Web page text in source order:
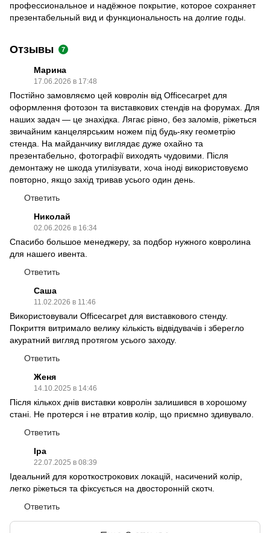
профессиональное и надёжное покрытие, которое сохраняет
презентабельный вид и функциональность на долгие годы.
Отзывы 7
Марина
17.06.2026 в 17:48
Постійно замовляємо цей ковролін від Officecarpet для
оформлення фотозон та виставкових стендів на форумах. Для
наших задач — це знахідка. Лягає рівно, без заломів, ріжеться
звичайним канцелярським ножем під будь-яку геометрію
стенда. На майданчику виглядає дуже охайно та
презентабельно, фотографії виходять чудовими. Після
демонтажу не шкода утилізувати, хоча іноді використовуємо
повторно, якщо захід тривав усього один день.
Ответить
Николай
02.06.2026 в 16:34
Спасибо большое менеджеру, за подбор нужного ковролина
для нашего ивента.
Ответить
Саша
11.02.2026 в 11:46
Використовували Officecarpet для виставкового стенду.
Покриття витримало велику кількість відвідувачів і зберегло
акуратний вигляд протягом усього заходу.
Ответить
Женя
14.10.2025 в 14:46
Після кількох днів виставки ковролін залишився в хорошому
стані. Не протерся і не втратив колір, що приємно здивувало.
Ответить
Iра
22.07.2025 в 08:39
Ідеальний для короткострокових локацій, насичений колір,
легко ріжеться та фіксується на двосторонній скотч.
Ответить